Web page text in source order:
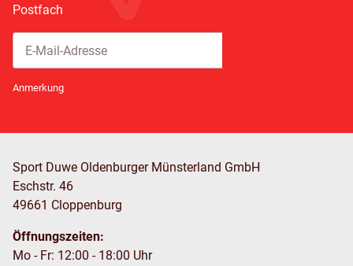
Postfach
Anmerkung
Sport Duwe Oldenburger Münsterland GmbH
Eschstr. 46
49661 Cloppenburg
Öffnungszeiten:
Mo - Fr: 12:00 - 18:00 Uhr